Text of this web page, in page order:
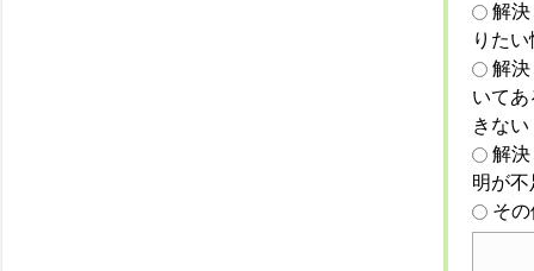
解
りた
解
いて
きない
解
明が
そ